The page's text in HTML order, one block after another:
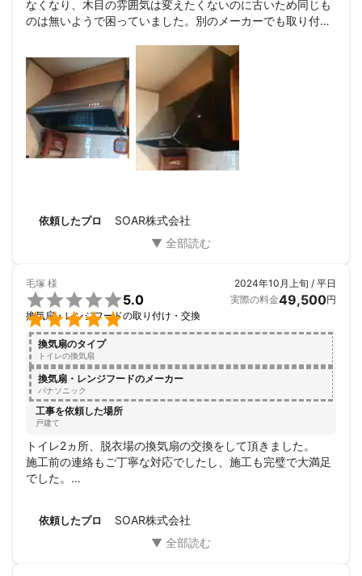
なくなり、木目の雰囲気は変えたくないのに古いため同じも
のは無いようで困っていました。別のメーカーでも取り付け
けしましたが使える部分は活かしながら無事に付けていただ
き、ありがとうございました♪
依頼したプロ SOAR株式会社
毛塚 様


5.0
換気扇・レンジフードの取り付け・交換
2024年10月上旬 / 平日
実際の料金49,500円
換気扇のタイプ
トイレの換気扇
換気扇・レンジフードのメーカー
パナソニック
工事を依頼した場所
戸建て
トイレ2ヵ所、脱衣場の換気扇の交換をして頂きました。
施工前の連絡もご丁寧な対応でしたし、施工も完璧で大満足
でした。
依頼したプロ SOAR株式会社